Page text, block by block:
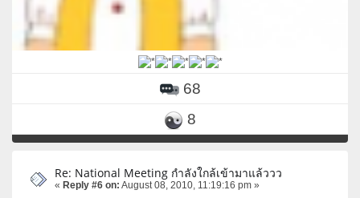
68
8
Re: National Meeting กำลังใกล้เข้ามาแล้ววว
« Reply #6 on: August 08, 2010, 11:19:16 pm »